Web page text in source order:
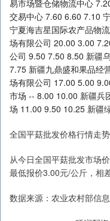
全国平菇批发价格行情走
从今日全国平菇批发市场
最低报价3.00元/公斤，相
数据来源：农业农村部信